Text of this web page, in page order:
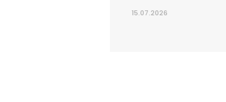
15.07.2026